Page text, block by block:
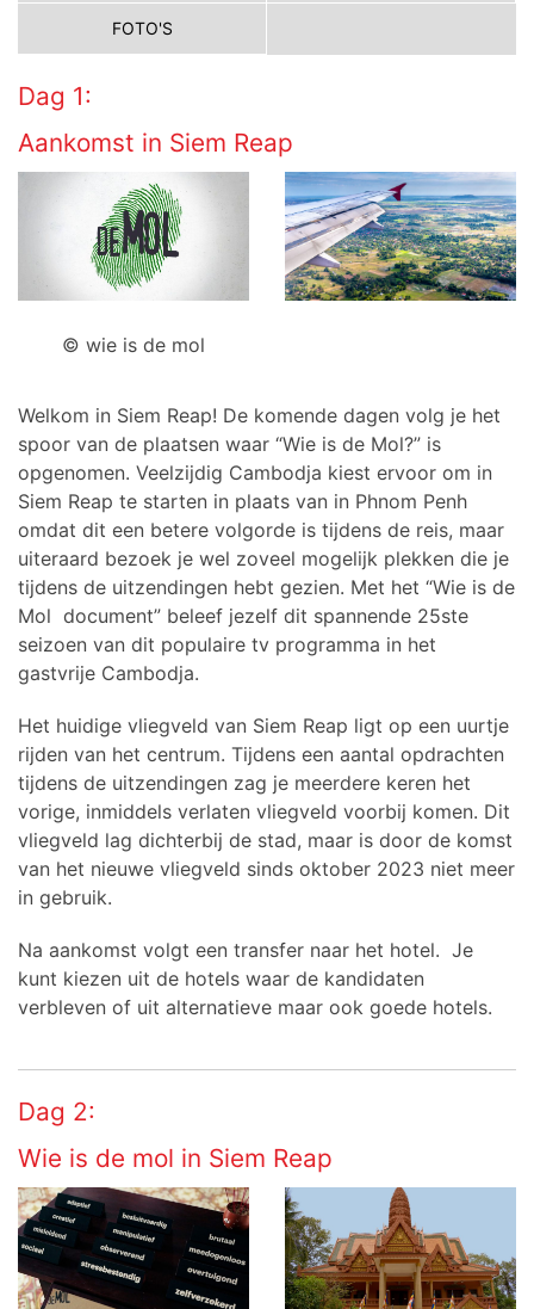
FOTO'S
Dag 1:
Aankomst in Siem Reap
© wie is de mol
Welkom in Siem Reap! De komende dagen volg je het
spoor van de plaatsen waar “Wie is de Mol?” is
opgenomen. Veelzijdig Cambodja kiest ervoor om in
Siem Reap te starten in plaats van in Phnom Penh
omdat dit een betere volgorde is tijdens de reis, maar
uiteraard bezoek je wel zoveel mogelijk plekken die je
tijdens de uitzendingen hebt gezien. Met het “Wie is de
Mol document” beleef jezelf dit spannende 25ste
seizoen van dit populaire tv programma in het
gastvrije Cambodja.
Het huidige vliegveld van Siem Reap ligt op een uurtje
rijden van het centrum. Tijdens een aantal opdrachten
tijdens de uitzendingen zag je meerdere keren het
vorige, inmiddels verlaten vliegveld voorbij komen. Dit
vliegveld lag dichterbij de stad, maar is door de komst
van het nieuwe vliegveld sinds oktober 2023 niet meer
in gebruik.
Na aankomst volgt een transfer naar het hotel. Je
kunt kiezen uit de hotels waar de kandidaten
verbleven of uit alternatieve maar ook goede hotels.
Dag 2:
Wie is de mol in Siem Reap